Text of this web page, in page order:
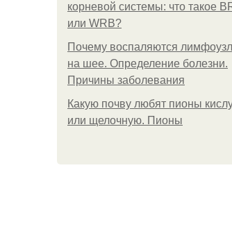
корневой системы: что такое
или WRB?
Почему воспаляются
на шее. Определение болезни.
Причины заболевания
Какую почву любят пионы
или щелочную. Пионы